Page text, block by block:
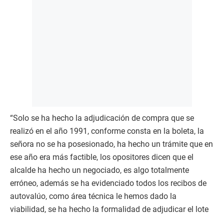
“Solo se ha hecho la adjudicación de compra que se
realizó en el año 1991, conforme consta en la boleta, la
señora no se ha posesionado, ha hecho un trámite que en
ese año era más factible, los opositores dicen que el
alcalde ha hecho un negociado, es algo totalmente
erróneo, además se ha evidenciado todos los recibos de
autovalúo, como área técnica le hemos dado la
viabilidad, se ha hecho la formalidad de adjudicar el lote